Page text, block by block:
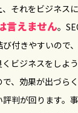
それをビジネス
言えません。
付きやすいので
ビジネスをしよ
、効果が出づら
判が回ります。